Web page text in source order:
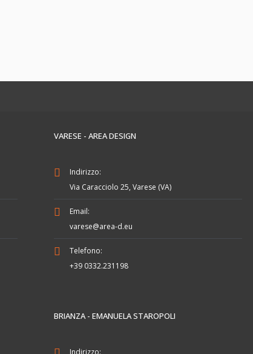
VARESE - AREA DESIGN
Indirizzo:
Via Caracciolo 25, Varese (VA)
Email:
varese@area-d.eu
Telefono:
+39 0332.231198
BRIANZA - EMANUELA STAROPOLI
Indirizzo: